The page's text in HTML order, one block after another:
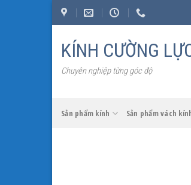
Skip
content
KÍNH CƯỜNG
Chuyên nghiệp từng góc độ
Sản phẩm kính Sản phẩm vách